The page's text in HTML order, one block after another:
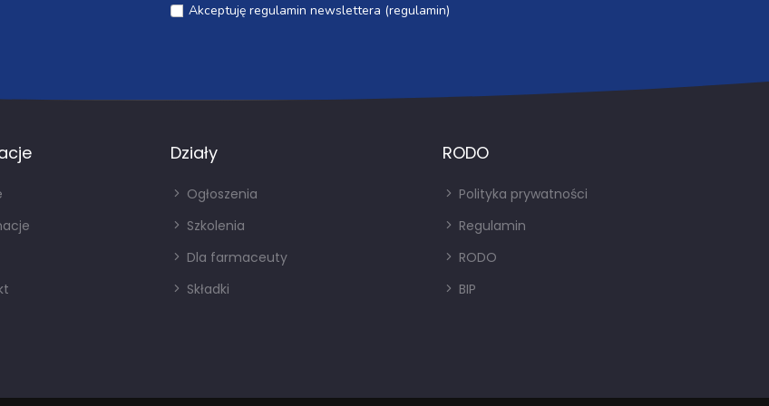
Akceptuję regulamin newslettera (regulamin)
Działy
Ogłoszenia
Szkolenia
Dla farmaceuty
Składki
RODO
Polityka prywatności
Regulamin
RODO
BIP